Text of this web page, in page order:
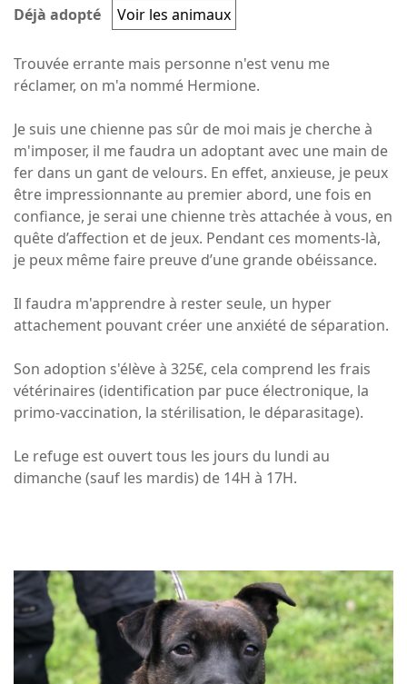
Déjà adopté Voir les animaux
Trouvée errante mais personne n'est venu me
réclamer, on m'a nommé Hermione.
Je suis une chienne pas sûr de moi mais je cherche à
m'imposer, il me faudra un adoptant avec une main de
fer dans un gant de velours. En effet, anxieuse, je peux
être impressionnante au premier abord, une fois en
confiance, je serai une chienne très attachée à vous, en
quête d’affection et de jeux. Pendant ces moments-là,
je peux même faire preuve d’une grande obéissance.
Il faudra m'apprendre à rester seule, un hyper
attachement pouvant créer une anxiété de séparation.
Son adoption s'élève à 325€, cela comprend les frais
vétérinaires (identification par puce électronique, la
primo-vaccination, la stérilisation, le déparasitage).
Le refuge est ouvert tous les jours du lundi au
dimanche (sauf les mardis) de 14H à 17H.